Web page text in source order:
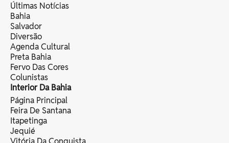
Últimas Notícias
Bahia
Salvador
Diversão
Agenda Cultural
Preta Bahia
Fervo Das Cores
Colunistas
Interior Da Bahia
Página Principal
Feira De Santana
Itapetinga
Jequié